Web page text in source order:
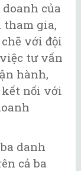
của
gia,
với đội
tư vấn
hành,
nối với
danh
cả ba